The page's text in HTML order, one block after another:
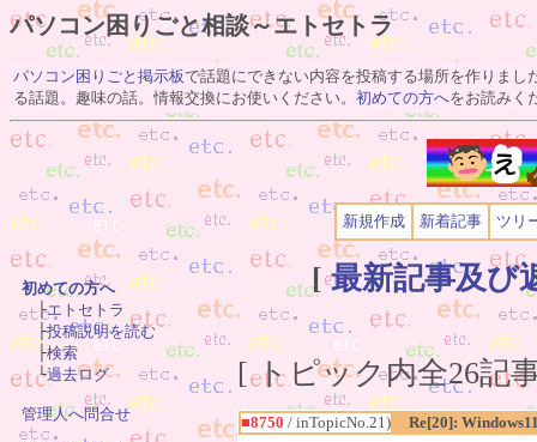
パソコン困りごと相談～エトセトラ
パソコン困りごと掲示板で話題にできない内容を投稿する場所を作りまし
る話題。趣味の話。情報交換にお使いください。 初めての方へをお読みく
新規作成 新着記事 ツリ
[最新記事及び
[ トピック内全26
■8750 / inTopicNo.21) Re[20]:
初めての方へ
├エトセトラ
├投稿説明を読む
├検索
└過去ログ
管理人へ問合せ